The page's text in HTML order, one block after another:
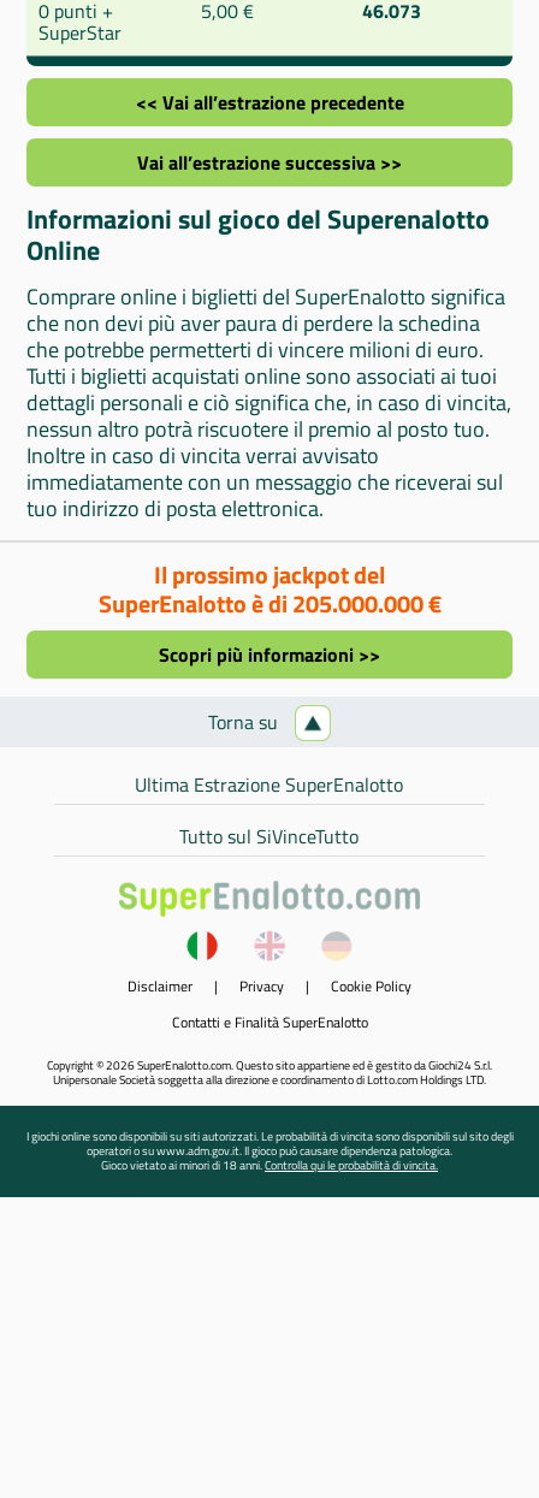
0 punti +
SuperStar
5,00 € 46.073
<< Vai all’estrazione precedente
Vai all’estrazione successiva >>
Informazioni sul gioco del Superenalotto
Online
Comprare online i biglietti del SuperEnalotto significa
che non devi più aver paura di perdere la schedina
che potrebbe permetterti di vincere milioni di euro.
Tutti i biglietti acquistati online sono associati ai tuoi
dettagli personali e ciò significa che, in caso di vincita,
nessun altro potrà riscuotere il premio al posto tuo.
Inoltre in caso di vincita verrai avvisato
immediatamente con un messaggio che riceverai sul
tuo indirizzo di posta elettronica.
Il prossimo jackpot del
SuperEnalotto è di 205.000.000 €
Scopri più informazioni >>
Torna su
Ultima Estrazione SuperEnalotto
Tutto sul SiVinceTutto
Disclaimer | Privacy | Cookie Policy
Contatti e Finalità SuperEnalotto
Copyright © 2026 SuperEnalotto.com. Questo sito appartiene ed è gestito da Giochi24 S.r.l.
Unipersonale Società soggetta alla direzione e coordinamento di Lotto.com Holdings LTD.
I giochi online sono disponibili su siti autorizzati. Le probabilità di vincita sono disponibili sul sito degli
operatori o su www.adm.gov.it. Il gioco può causare dipendenza patologica.
Gioco vietato ai minori di 18 anni.Controlla qui le probabilità di vincita.